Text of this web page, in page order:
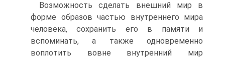
Возможность сделать внешний мир в
форме образов частью внут­реннего мира
человека, сохранить его в памяти и
вспоминать, а также одновременно
воплотить вовне внутренний мир